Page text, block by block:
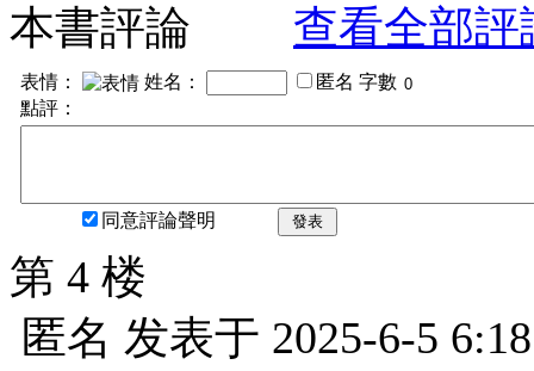
本書評論
查看全部評
表情： 姓名： 匿名 字數
點評：
同意評論聲明 發表
第 4 楼
匿名 发表于 2025-6-5